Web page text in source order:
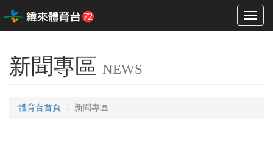
Toggle
新聞專區 NEWS
體育台首頁 新聞專區